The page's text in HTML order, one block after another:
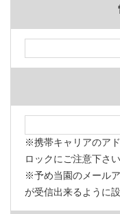
※携帯キャリアのア
ロックにご注意下さい
※予め当園のメールア
が受信出来るように